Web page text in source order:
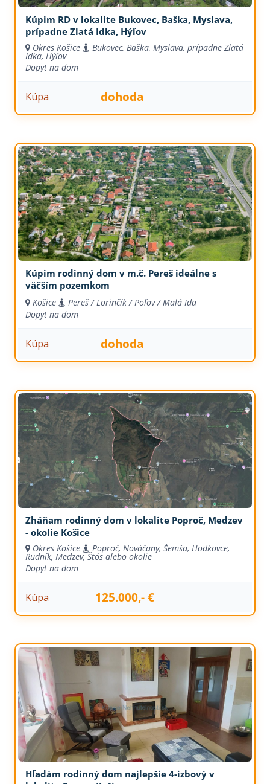
Kúpim RD v lokalite Bukovec, Baška, Myslava,
prípadne Zlatá Idka, Hýľov
Okres Košice Bukovec, Baška, Myslava, prípadne Zlatá
Idka, Hýľov
Dopyt na dom
Kúpa dohoda
Kúpim rodinný dom v m.č. Pereš ideálne s
väčším pozemkom
Košice
Pereš / Lorinčík / Poľov / Malá Ida
Dopyt na dom
Kúpa dohoda
Zháňam rodinný dom v lokalite Poproč, Medzev
- okolie Košice
Okres Košice Poproč, Nováčany, Šemša, Hodkovce,
Rudník, Medzev, Štós alebo okolie
Dopyt na dom
Kúpa 125.000,- €
Hľadám rodinný dom najlepšie 4-izbový v